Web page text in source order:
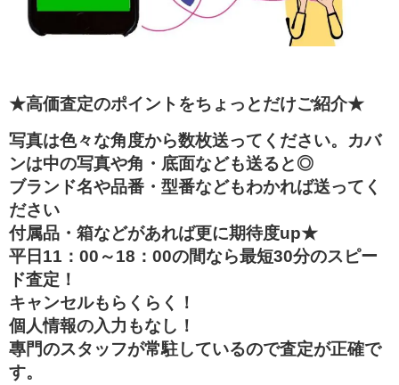
★高価査定のポイントをちょっとだけご紹介★
写真は色々な角度から数枚送ってください。カバ
ンは中の写真や角・底面なども送ると◎
ブランド名や品番・型番などもわかれば送ってく
ださい
付属品・箱などがあれば更に期待度up★
平日11：00～18：00の間なら最短30分のスピー
ド査定！
キャンセルもらくらく！
個人情報の入力もなし！
專門のスタッフが常駐しているので査定が正確で
す。